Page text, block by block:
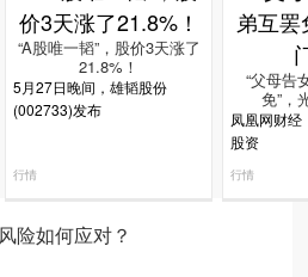
“A股唯一韬”，股价3天涨了
21.8%！
5月27日晚间，雄韬股份
(002733)发布
行情
“父母告
免”，
凤凰网财经
股资
行情
险如何应对？